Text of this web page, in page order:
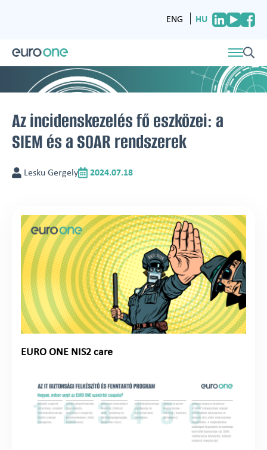
ENG HU
Az incidenskezelés fő eszközei: a
SIEM és a SOAR rendszerek
Lesku Gergely 2024.07.18
EURO ONE NIS2 care